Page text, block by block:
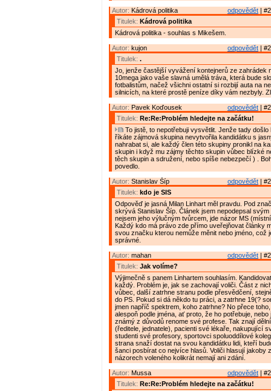
odpovědět |
Autor: Kádrová politika
Titulek: Kádrová politika
Kádrová politika - souhlas s Mikešem.
odpovědět |
Autor: kujon
Titulek: .
Jo, jenže častější vyvážení kontejnerů ze zahrádek
10mega jako vaše slavná umělá tráva, která bude
fotbalistům, načež všichni ostatní si rozbijí auta na
silnicích, na které prostě peníze díky vám nezbyly.
odpovědět |
Autor: Pavek Koďousek
Titulek: Re:Re:Problém hledejte na začátku!
To jistě, to nepotřebuji vysvětlit. Jenže tady
říkáte zájmová skupina nevytvořila kandidátku s
nahrabat si, ale každý člen této skupiny pronikl na
skupin i když mu zájmy těchto skupin vůbec blízké
těch skupin a sdružení, nebo spíše nebezpečí ) .
povedlo.
odpovědět |
Autor: Stanislav Šíp
Titulek: kdo je SIS
Odpověď je jasná Milan Linhart měl pravdu. Pod
skrývá Stanislav Šíp. Článek jsem nepodepsal svým
nejsem jeho výlučným tvůrcem, jde názor MS
Každý kdo má právo zde přímo uveřejňovat články
svou značku kterou nemůže měnit nebo jméno, což
správné.
odpovědět |
Autor: mahan
Titulek: Jak volíme?
Výjimečně s panem Linhartem souhlasím.
každý. Problém je, jak se zachovají voliči. Část z
vůbec, další zatrhne stranu podle přesvědčení,
do PS. Pokud si dá někdo tu práci, a zatrhne 19(?
jmen napříč spektrem, koho zatrhne? No přece
alespoň podle jména, ať proto, že ho potřebuje, nebo
známý z důvodů renome své profese. Tak znají
(ředitele, jednatele), pacienti své lékaře, nakupující
studenti své profesory, sportovci spoluoddílové
strana snaží dostat na svou kandidátku lidi, kteří
šanci posbírat co nejvíce hlasů. Voliči hlasují jakoby
názorech voleného kolikrát nemají ani zdání.
odpovědět |
Autor: Mussa
Titulek: Re:Re:Problém hledejte na začátku!